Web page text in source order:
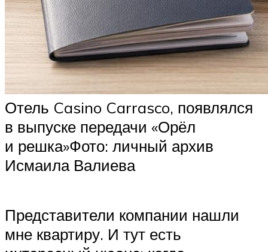
Отель Casino Carrasco, появлялся
в выпуске передачи «Орёл
и решка»Фото: личный архив
Исмаила Валиева
Представители компании нашли
мне квартиру. И тут есть